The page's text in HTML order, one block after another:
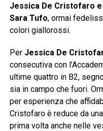
Jessica De Cristofaro
Sara Tufo, ormai
colori giallorossi.
PerJessica De
consecutiva con
ultime quattro in B2,
sia in campo che fuori.
per esperienza che
Cristofaro è reduce da
prima volta anche nelle